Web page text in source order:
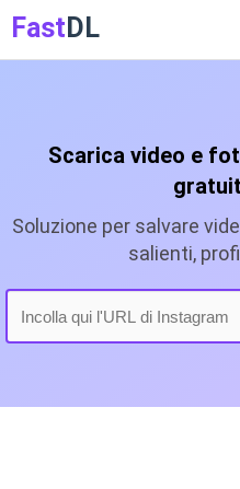
Fast DL
Scarica video e
Soluzione per salvare
salienti,